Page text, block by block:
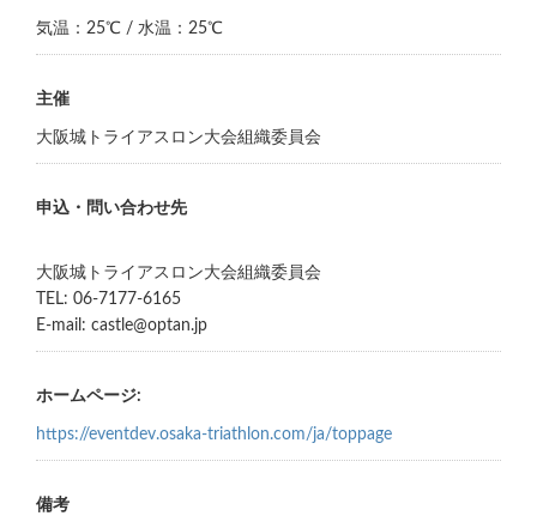
気温：25℃ / 水温：25℃
主催
大阪城トライアスロン大会組織委員会
申込・問い合わせ先
大阪城トライアスロン大会組織委員会
TEL: 06-7177-6165
E-mail: castle@optan.jp
ホームページ:
https://eventdev.osaka-triathlon.com/ja/toppage
備考